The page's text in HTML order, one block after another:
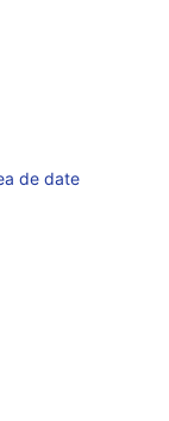
de date